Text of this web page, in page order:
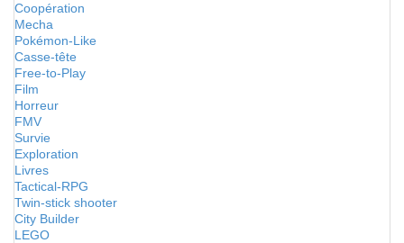
Coopération
Mecha
Pokémon-Like
Casse-tête
Free-to-Play
Film
Horreur
FMV
Survie
Exploration
Livres
Tactical-RPG
Twin-stick shooter
City Builder
LEGO